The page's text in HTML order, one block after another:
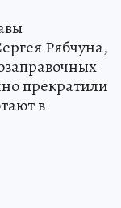
Рябчуна,
прекратили
в